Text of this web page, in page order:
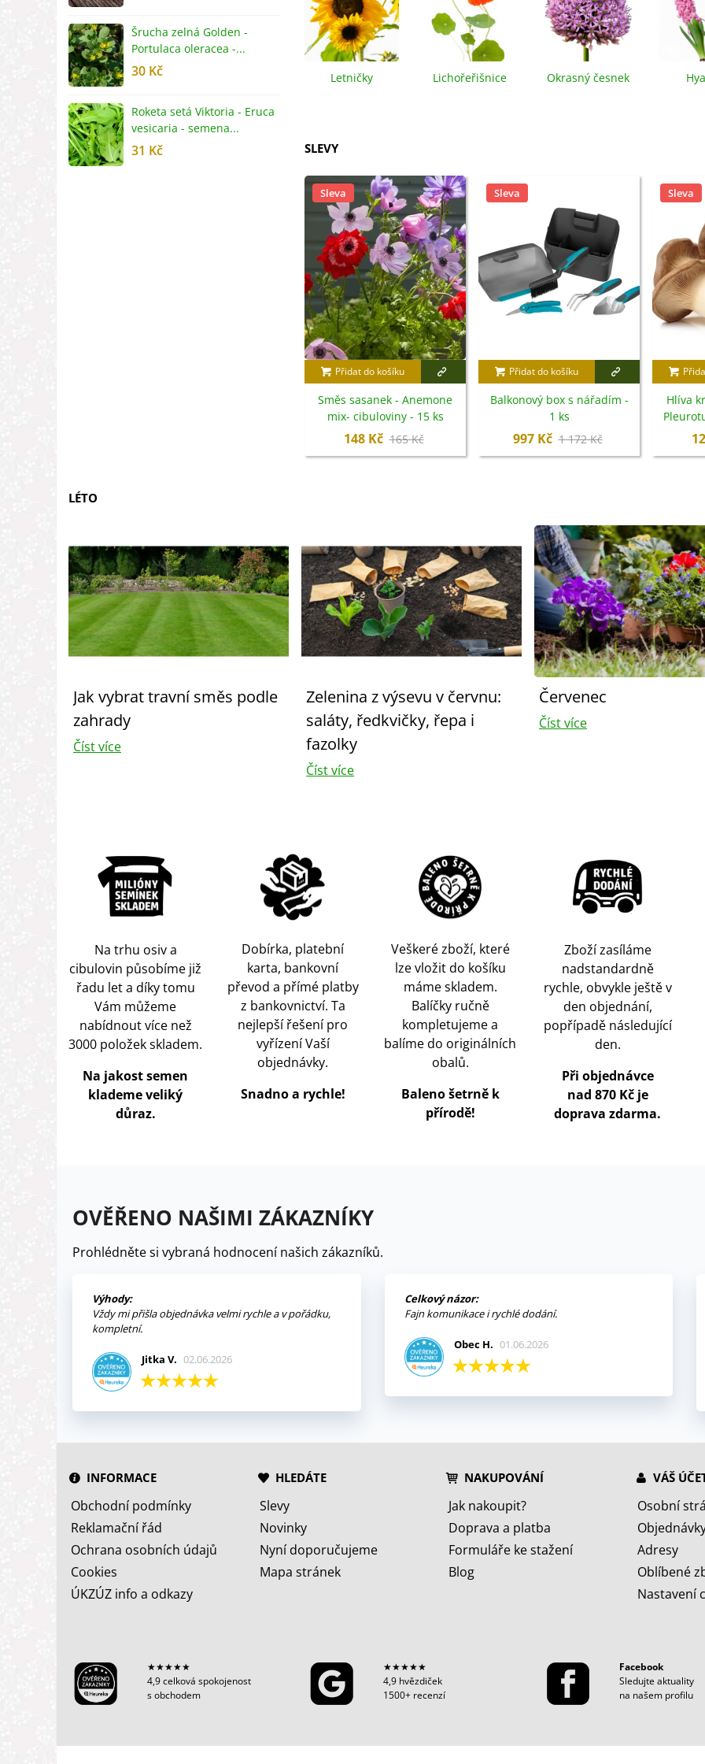
Šrucha zelná Golden -
Portulaca oleracea -...
30 Kč
Roketa setá Viktoria - Eruca
vesicaria - semena...
31 Kč
Gloxiníe Mont Blanc -
Sinningia - cibuloviny -...
58 Kč
Letničky Lichořeřišnice Okrasný česnek
SLEVY
Sleva
Přidat do košíku
Směs sasanek - Anemone
mix- cibuloviny - 15 ks
148 Kč 165 Kč
Sleva
Přidat do košíku
Balkonový box s nářadím -
1 ks
997 Kč 1 172 Kč
Sleva
Hlíva
LÉTO
Jak vybrat travní směs podle
zahrady
Číst více
Zelenina z výsevu v červnu:
saláty, ředkvičky, řepa i
fazolky
Číst více
Červenec
Číst více
Na trhu osiv a
cibulovin působíme již
řadu let a díky tomu
Vám můžeme
nabídnout více než
3000 položek skladem.
Na jakost semen
klademe veliký
důraz.
Dobírka, platební
karta, bankovní
převod a přímé platby
z bankovnictví. Ta
nejlepší řešení pro
vyřízení Vaší
objednávky.
Snadno a rychle!
Veškeré zboží, které
lze vložit do košíku
máme skladem.
Balíčky ručně
kompletujeme a
balíme do originálních
obalů.
Baleno šetrně k
přírodě!
Zboží zasíláme
nadstandardně
rychle, obvykle ještě v
den objednání,
popřípadě následující
den.
Při objednávce
nad 870 Kč je
doprava zdarma.
OVĚŘENO NAŠIMI ZÁKAZNÍKY
Prohlédněte si vybraná hodnocení našich zákazníků.
Výhody:
Vždy mi přišla objednávka velmi rychle a v pořádku,
kompletní.
Jitka V. 02.06.2026
Celkový názor:
Fajn komunikace i rychlé dodání.
Obec H. 01.06.2026
INFORMACE
Obchodní podmínky
Reklamační řád
Ochrana osobních údajů
Cookies
ÚKZÚZ info a odkazy
HLEDÁTE
Slevy
Novinky
Nyní doporučujeme
Mapa stránek
NAKUPOVÁNÍ
Jak nakoupit?
Doprava a platba
Formuláře ke stažení
Blog
VÁŠ
Osobní
Adresy
Oblíbené
Nastavení
★★★★★
4,9 celková spokojenost
s obchodem
★★★★★
4,9 hvězdiček
1500+ recenzí
Facebook
Sledujte aktuality
na našem profilu